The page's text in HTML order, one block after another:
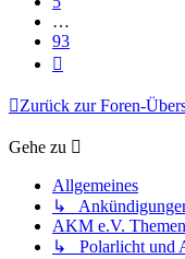
…
93
Zurück zur Foren-
Gehe zu
Allgemeines
↳
AKM e.V.
↳ Polarlicht und